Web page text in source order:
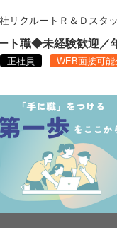
リクルートＲ＆Ｄスタ
ト職◆未経験歓迎／
正社員 WEB面接可能